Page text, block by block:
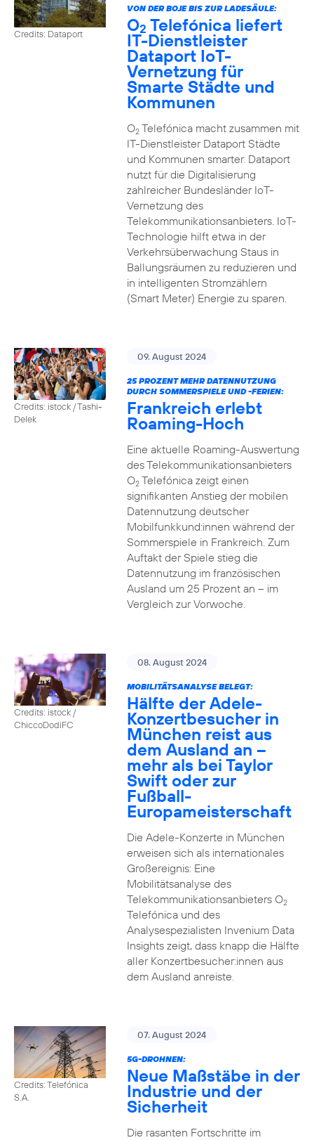
Credits: Dataport
VON DER BOJE BIS ZUR LADESÄULE:
O2 Telefónica liefert
IT-Dienstleister
Dataport IoT-
Vernetzung für
Smarte Städte und
Kommunen
O2Telefónica macht zusammen mit
IT-Dienstleister Dataport Städte
und Kommunen smarter. Dataport
nutzt für die Digitalisierung
zahlreicher Bundesländer IoT-
Vernetzung des
Telekommunikationsanbieters. IoT-
Technologie hilft etwa in der
Verkehrsüberwachung Staus in
Ballungsräumen zu reduzieren und
in intelligenten Stromzählern
(Smart Meter) Energie zu sparen.
Credits: istock / Tashi-
Delek
09. August 2024
25 PROZENT MEHR DATENNUTZUNG
DURCH SOMMERSPIELE UND -FERIEN:
Frankreich erlebt
Roaming-Hoch
Eine aktuelle Roaming-Auswertung
des Telekommunikationsanbieters
O2Telefónica zeigt einen
signifikanten Anstieg der mobilen
Datennutzung deutscher
Mobilfunkkund:innen während der
Sommerspiele in Frankreich. Zum
Auftakt der Spiele stieg die
Datennutzung im französischen
Ausland um 25 Prozent an – im
Vergleich zur Vorwoche.
Credits: istock /
ChiccoDodiFC
08. August 2024
MOBILITÄTSANALYSE BELEGT:
Hälfte der Adele-
Konzertbesucher in
München reist aus
dem Ausland an –
mehr als bei Taylor
Swift oder zur
Fußball-
Europameisterschaft
Die Adele-Konzerte in München
erweisen sich als internationales
Großereignis: Eine
Mobilitätsanalyse des
Telekommunikationsanbieters O2
Telefónica und des
Analysespezialisten Invenium Data
Insights zeigt, dass knapp die Hälfte
aller Konzertbesucher:innen aus
dem Ausland anreiste.
Credits: Telefónica
S.A.
07. August 2024
5G-DROHNEN:
Neue Maßstäbe in der
Industrie und der
Sicherheit
Die rasanten Fortschritte im